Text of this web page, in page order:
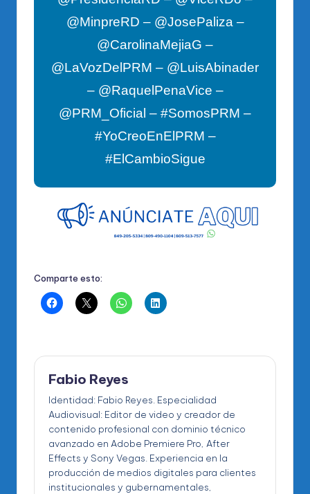
@MinpreRD – @JosePaliza –
@CarolinaMejiaG –
@LaVozDelPRM – @LuisAbinader
– @RaquelPenaVice –
@PRM_Oficial – #SomosPRM –
#YoCreoEnElPRM –
#ElCambioSigue
Comparte esto:
Fabio Reyes
Identidad: Fabio Reyes. Especialidad
Audiovisual: Editor de video y creador de
contenido profesional con dominio técnico
avanzado en Adobe Premiere Pro, After
Effects y Sony Vegas. Experiencia en la
producción de medios digitales para clientes
institucionales y gubernamentales,